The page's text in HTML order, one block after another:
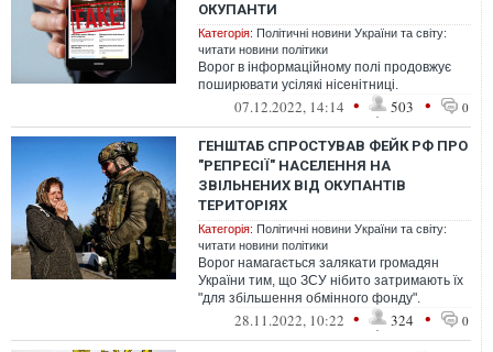
ОКУПАНТИ
Категорія: Політичні новини України та світу:
читати новини політики
Ворог в інформаційному полі продовжує
поширювати усілякі нісенітниці.
07.12.2022, 14:14 • 503 • 0
ГЕНШТАБ СПРОСТУВАВ ФЕЙК РФ ПРО
"РЕПРЕСІЇ" НАСЕЛЕННЯ НА
ЗВІЛЬНЕНИХ ВІД ОКУПАНТІВ
ТЕРИТОРІЯХ
Категорія: Політичні новини України та світу:
читати новини політики
Ворог намагається залякати громадян
України тим, що ЗСУ нібито затримають їх
"для збільшення обмінного фонду".
28.11.2022, 10:22 • 324 • 0